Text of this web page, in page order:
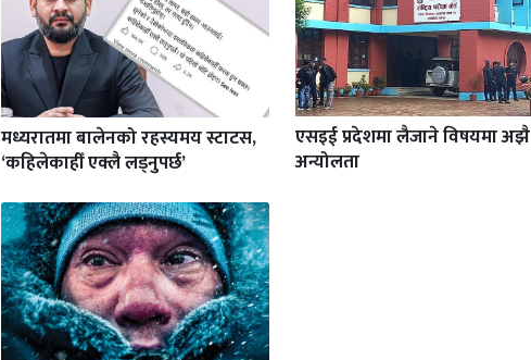
मध्यरातमा बालेनको रहस्यमय स्टाटस,
‘कहिलेकाहीँ एक्लै लड्नुपर्छ’
एसइई प्रदेशमा लैजाने विषयमा अझै
अन्योलता